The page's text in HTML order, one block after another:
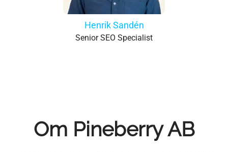
Henrik Sandén
Senior SEO Specialist
Om Pineberry AB